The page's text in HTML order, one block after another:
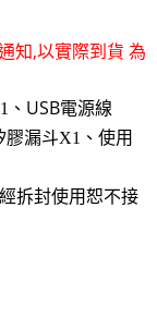
知,以實際到貨 為
、 USB電源線
膠漏斗X1、 使用
拆封使用恕不接